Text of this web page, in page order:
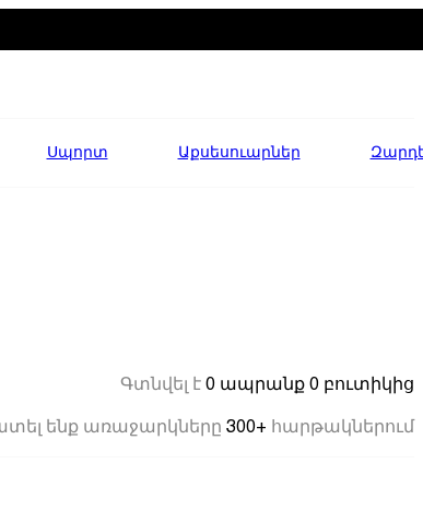
Սպորտ Աքսեսուարներ
Գտնվել է 0 ապրանք 0 բուտիկից
ենք առաջարկները 300+ հարթակներում